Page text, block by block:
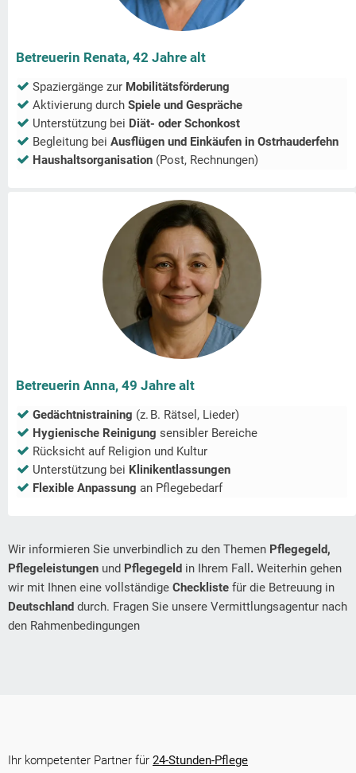
Betreuerin Renata, 42 Jahre alt
Spaziergänge zur Mobilitätsförderung
Aktivierung durch Spiele und Gespräche
Unterstützung bei Diät- oder Schonkost
Begleitung bei Ausflügen und Einkäufen in Ostrhauderfehn
Haushaltsorganisation (Post, Rechnungen)
Betreuerin Anna, 49 Jahre alt
Gedächtnistraining (z. B. Rätsel, Lieder)
Hygienische Reinigung sensibler Bereiche
Rücksicht auf Religion und Kultur
Unterstützung bei Klinikentlassungen
Flexible Anpassung an Pflegebedarf
Wir informieren Sie unverbindlich zu den Themen Pflegegeld,
Pflegeleistungen und Pflegegeld in Ihrem Fall . Weiterhin gehen
wir mit Ihnen eine vollständige Checkliste für die Betreuung in
Deutschland durch. Fragen Sie unsere Vermittlungsagentur nach
den Rahmenbedingungen
Ihr kompetenter Partner für 24-Stunden-Pflege